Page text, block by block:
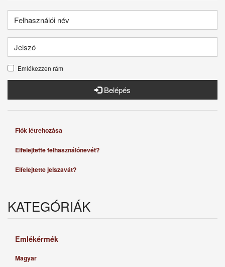
Emlékezzen rám
Belépés
Fiók létrehozása
Elfelejtette felhasználónevét?
Elfelejtette jelszavát?
KATEGÓRIÁK
Emlékérmék
Magyar